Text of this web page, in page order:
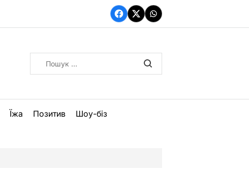
Facebook
TwitterWhatsApp
Їжа Позитив Шоу-біз